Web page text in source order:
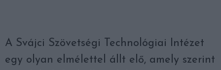
A Svájci Szövetségi Technológiai Intézet
egy olyan elmélettel állt elő, amely szerint